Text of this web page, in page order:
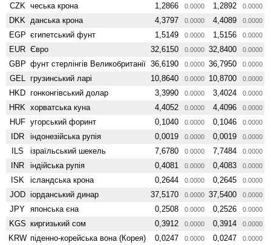
CZK чеська крона 1,2866 0.0000 1,2892 0.0000
DKK данська крона 4,3797 0.0000 4,4089 0.0000
EGP єгипетський фунт 1,5149 0.0000 1,5156 0.0000
EUR Євро 32,6150 0.0000 32,8400 0.0000
GBP фунт стерлінгів Велико­британії 36,6190 0.0000 36,7950 0.0000
GEL грузинський ларі 10,8640 0.0000 10,8700 0.0000
HKD гонконгівський долар 3,3990 0.0000 3,4024 0.0000
HRK хорватська куна 4,4052 0.0000 4,4096 0.0000
HUF угорський форинт 0,1040 0.0000 0,1046 0.0000
IDR індонезійська рупія 0,0019 0.0000 0,0019 0.0000
ILS ізраїльський шекель 7,6780 0.0000 7,7484 0.0000
INR індійська рупія 0,4081 0.0000 0,4083 0.0000
ISK ісландська крона 0,2644 0.0000 0,2645 0.0000
JOD іорданський динар 37,5170 0.0000 37,5400 0.0000
JPY японська єна 0,2508 0.0000 0,2526 0.0000
KGS киргизький сом 0,3912 0.0000 0,3914 0.0000
KRW піденно-корейська вона (Корея) 0,0247 0.0000 0,0247 0.0000